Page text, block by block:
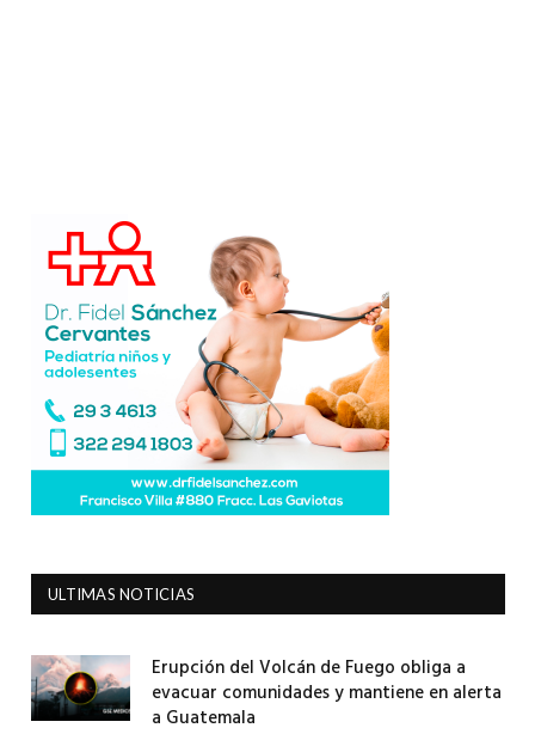
ULTIMAS NOTICIAS
Erupción del Volcán de Fuego obliga a
evacuar comunidades y mantiene en alerta
a Guatemala